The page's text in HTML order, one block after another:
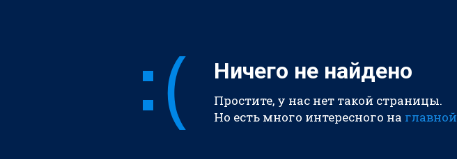
Ничего не найдено
Простите, у нас нет такой страницы.
Но есть много интересного на главной